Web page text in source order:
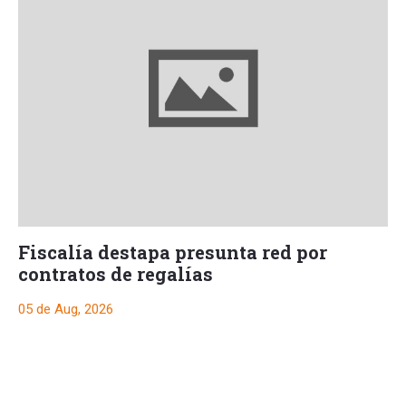
Fiscalía destapa presunta red por
contratos de regalías
05 de Aug, 2026